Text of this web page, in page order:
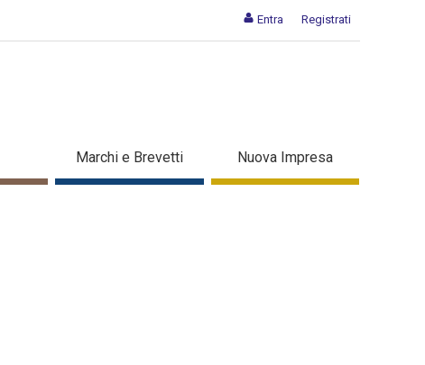
Entra Registrati
Marchi e Brevetti Nuova Impresa